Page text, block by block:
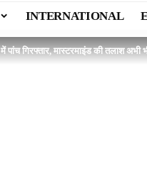
INTERNATIONAL
में पांच गिरफ्तार, मास्टरमाइंड की तलाश अभी